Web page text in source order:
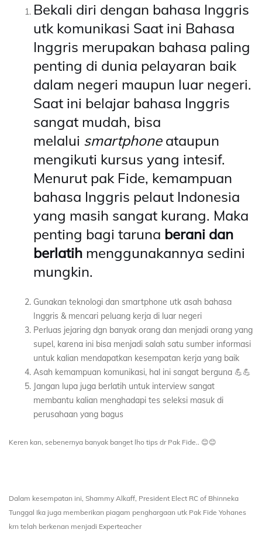
Bekali diri dengan bahasa Inggris
utk komunikasi Saat ini Bahasa
Inggris merupakan bahasa paling
penting di dunia pelayaran baik
dalam negeri maupun luar negeri.
Saat ini belajar bahasa Inggris
sangat mudah, bisa
melalui smartphoneataupun
mengikuti kursus yang intesif.
Menurut pak Fide, kemampuan
bahasa Inggris pelaut Indonesia
yang masih sangat kurang. Maka
penting bagi taruna berani dan
berlatih menggunakannya sedini
mungkin.
Gunakan teknologi dan smartphone utk asah bahasa
Inggris & mencari peluang kerja di luar negeri
Perluas jejaring dgn banyak orang dan menjadi orang yang
supel, karena ini bisa menjadi salah satu sumber informasi
untuk kalian mendapatkan kesempatan kerja yang baik
Asah kemampuan komunikasi, hal ini sangat berguna 💪💪
Jangan lupa juga berlatih untuk interview sangat
membantu kalian menghadapi tes seleksi masuk di
perusahaan yang bagus
Keren kan, sebenernya banyak banget lho tips dr Pak Fide.. 😊😊
Dalam kesempatan ini, Shammy Alkaff, President Elect RC of Bhinneka
Tunggal Ika juga memberikan piagam penghargaan utk Pak Fide Yohanes
krn telah berkenan menjadi Experteacher